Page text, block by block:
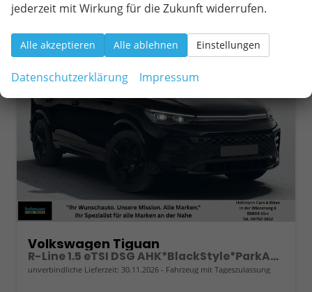
Volkswagen Tiguan
R-Line 1.5 eTSI DSG AHK*BlackStyle*ParkAsstPro*360° Kamera*Android Auto*Navi*SHZ*Matrix*HUD
unverbindliche Lieferzeit: 30.11.2026 Fahrzeug mit Tageszulassung
jederzeit mit Wirkung für die Zukunft widerrufen.
Alle akzeptieren Alle ablehnen Einstellungen
Datenschutzerklärung Impressum